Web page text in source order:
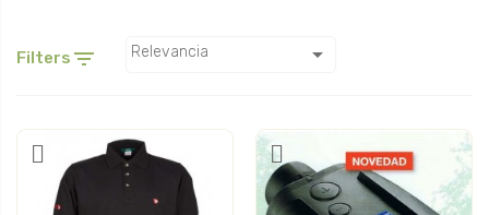
Filters  Relevancia 